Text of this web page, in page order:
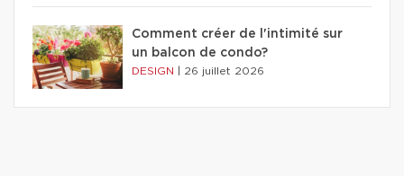
Comment créer de l'intimité sur
un balcon de condo?
DESIGN 26 juillet 2026